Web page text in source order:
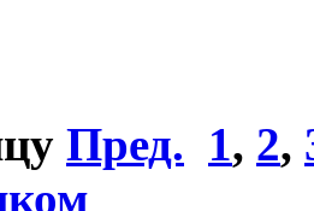
Пред. 1, 2,